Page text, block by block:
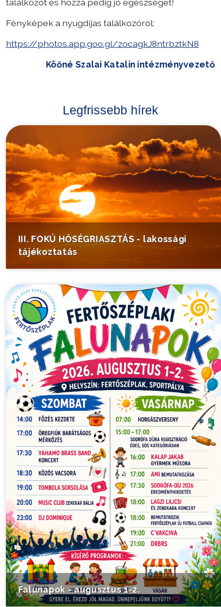
találkozót és hozzá pedig jó egészséget!
Fényképek a nyugdíjas találkozóról:
https://photos.app.goo.gl/zocagkJ8ntrbztkN8
Köőné Szalai Katalin intézményvezető
Legfrissebb hírek
III. FOKÚ HŐSÉGRIASZTÁS - lakossági
tájékoztatás
Falunapok - augusztus 1-2.